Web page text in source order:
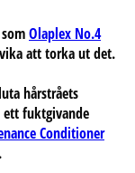
Olaplex No.4
att torka ut det.
hårstråets
fuktgivande
Conditioner